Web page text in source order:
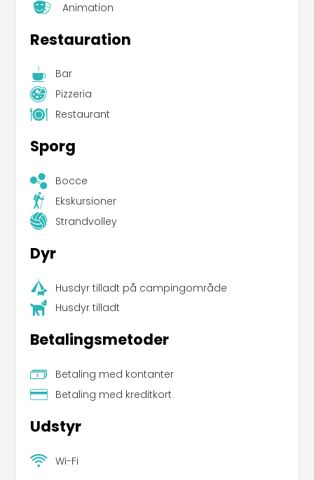
Animation
Restauration
Bar
Pizzeria
Restaurant
Sporg
Bocce
Ekskursioner
Strandvolley
Dyr
Husdyr tilladt på campingområde
Husdyr tilladt
Betalingsmetoder
Betaling med kontanter
Betaling med kreditkort
Udstyr
Wi-Fi